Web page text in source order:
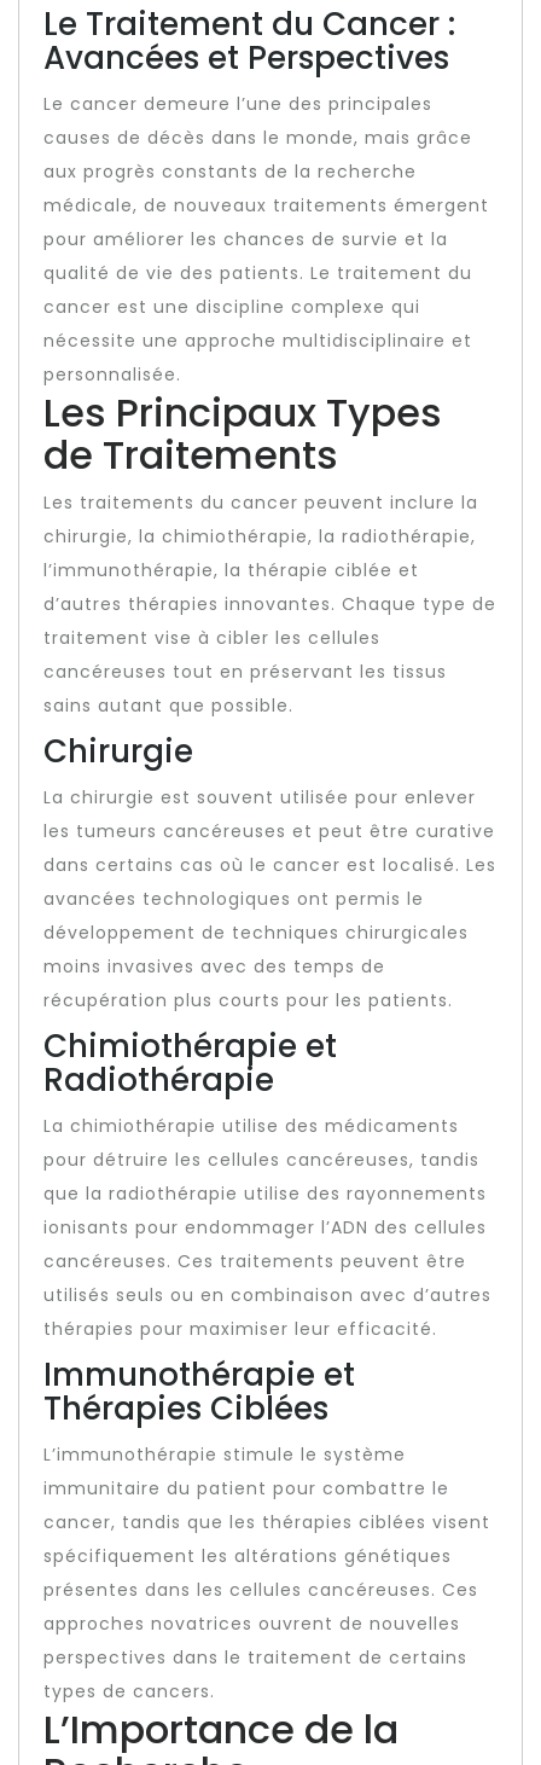
Le Traitement du Cancer :
Avancées et Perspectives
Le cancer demeure l’une des principales
causes de décès dans le monde, mais grâce
aux progrès constants de la recherche
médicale, de nouveaux traitements émergent
pour améliorer les chances de survie et la
qualité de vie des patients. Le traitement du
cancer est une discipline complexe qui
nécessite une approche multidisciplinaire et
personnalisée.
Les Principaux Types
de Traitements
Les traitements du cancer peuvent inclure la
chirurgie, la chimiothérapie, la radiothérapie,
l’immunothérapie, la thérapie ciblée et
d’autres thérapies innovantes. Chaque type de
traitement vise à cibler les cellules
cancéreuses tout en préservant les tissus
sains autant que possible.
Chirurgie
La chirurgie est souvent utilisée pour enlever
les tumeurs cancéreuses et peut être curative
dans certains cas où le cancer est localisé. Les
avancées technologiques ont permis le
développement de techniques chirurgicales
moins invasives avec des temps de
récupération plus courts pour les patients.
Chimiothérapie et
Radiothérapie
La chimiothérapie utilise des médicaments
pour détruire les cellules cancéreuses, tandis
que la radiothérapie utilise des rayonnements
ionisants pour endommager l’ADN des cellules
cancéreuses. Ces traitements peuvent être
utilisés seuls ou en combinaison avec d’autres
thérapies pour maximiser leur efficacité.
Immunothérapie et
Thérapies Ciblées
L’immunothérapie stimule le système
immunitaire du patient pour combattre le
cancer, tandis que les thérapies ciblées visent
spécifiquement les altérations génétiques
présentes dans les cellules cancéreuses. Ces
approches novatrices ouvrent de nouvelles
perspectives dans le traitement de certains
types de cancers.
L’Importance de la